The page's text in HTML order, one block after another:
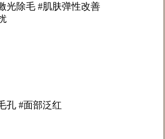
光除毛 #肌肤弹性改善
孔 #面部泛红